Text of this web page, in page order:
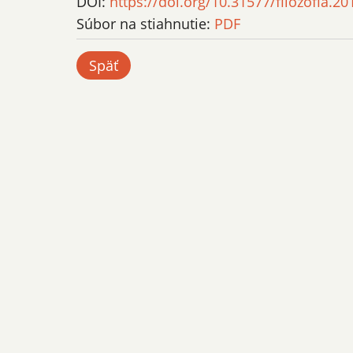
Súbor na stiahnutie: PDF
Späť